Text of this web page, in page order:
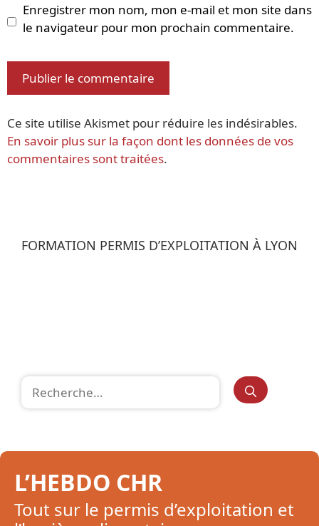
Enregistrer mon nom, mon e-mail et mon site dans
le navigateur pour mon prochain commentaire.
Ce site utilise Akismet pour réduire les indésirables.
En savoir plus sur la façon dont les données de vos
commentaires sont traitées.
FORMATION PERMIS D’EXPLOITATION À LYON
L’HEBDO CHR
Tout sur le permis d’exploitation et